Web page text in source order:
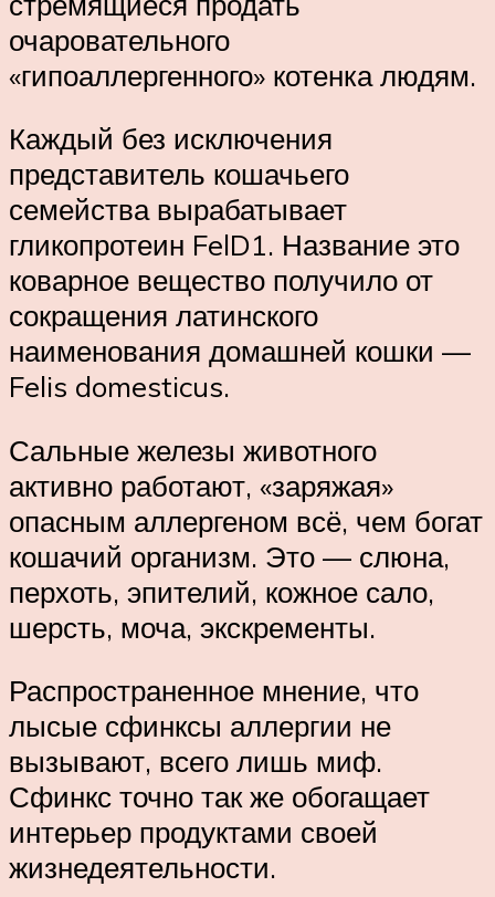
очаровательного
«гипоаллергенного» котенка людям.
Каждый без исключения
представитель кошачьего
семейства вырабатывает
гликопротеин FelD1. Название это
коварное вещество получило от
сокращения латинского
наименования домашней кошки —
Felis domesticus.
Сальные железы животного
активно работают, «заряжая»
опасным аллергеном всё, чем богат
кошачий организм. Это — слюна,
перхоть, эпителий, кожное сало,
шерсть, моча, экскременты.
Распространенное мнение, что
лысые сфинксы аллергии не
вызывают, всего лишь миф.
Сфинкс точно так же обогащает
интерьер продуктами своей
жизнедеятельности.